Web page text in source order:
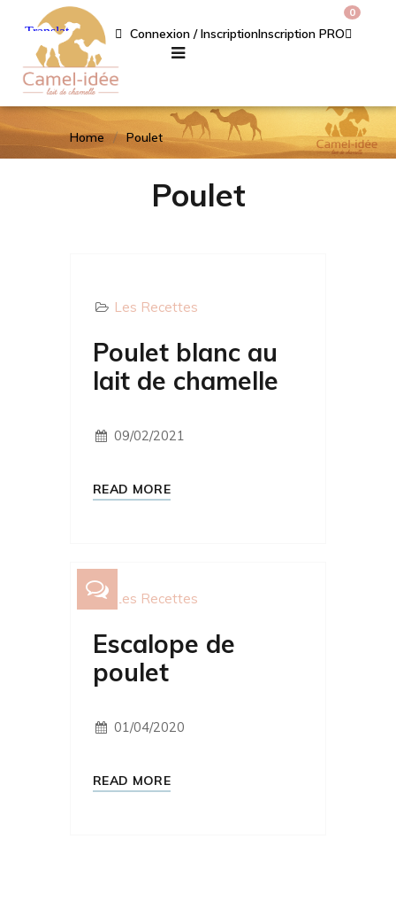
Connexion / InscriptionInscription PRO
0
Home Poulet
Poulet
Les Recettes
Poulet blanc au
lait de chamelle
09/02/2021
READ MORE
Les Recettes
Escalope de
poulet
01/04/2020
READ MORE